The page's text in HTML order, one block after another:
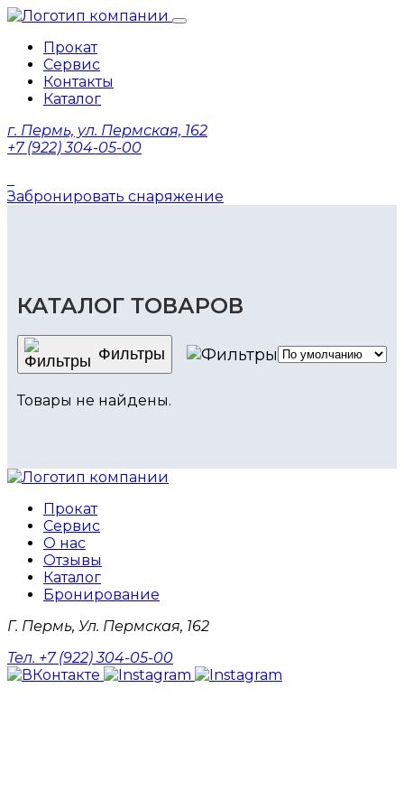
Прокат
Сервис
Контакты
Каталог
г. Пермь, ул. Пермская, 162
+7 (922) 304-05-00
Забронировать снаряжение
КАТАЛОГ ТОВАРОВ
Фильтры
Товары не найдены.
Прокат
Сервис
О нас
Отзывы
Каталог
Бронирование
Г. Пермь, Ул. Пермская, 162
Тел. +7 (922) 304-05-00